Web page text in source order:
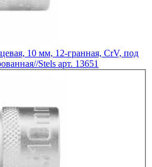
10 мм, 12-гранная, CrV, под
Stels арт. 13651